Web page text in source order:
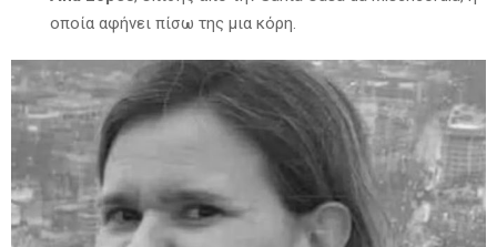
οποία αφήνει πίσω της μια κόρη.